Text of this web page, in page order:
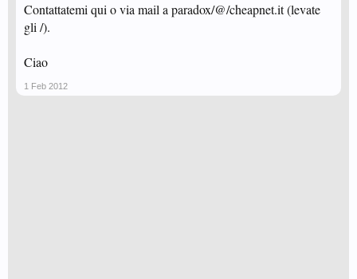
Contattatemi qui o via mail a paradox/@/cheapnet.it (levate
gli /).
Ciao
1 Feb 2012